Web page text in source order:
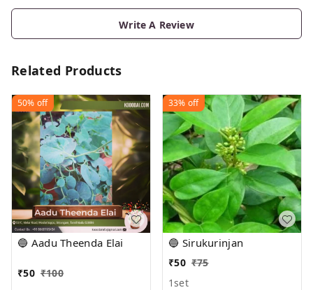
Write A Review
Related Products
50% off
🔵 Aadu Theenda Elai
₹50 ₹100
33% off
🔵 Sirukurinjan
₹50 ₹75
1set